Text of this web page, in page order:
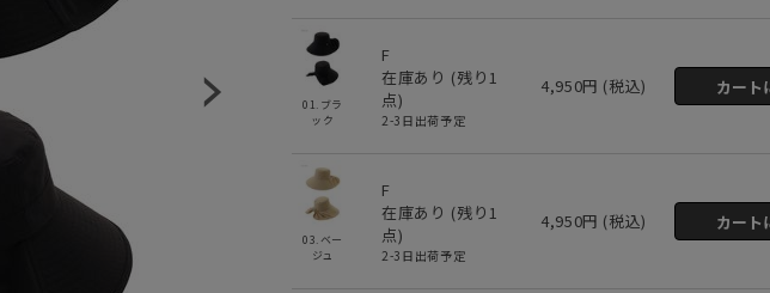
01.ブラ
ック
F
在庫あり (残り1
点)
2-3日出荷予定
4,950円 (税込)
03.ベー
ジュ
F
在庫あり (残り1
点)
2-3日出荷予定
4,950円 (税込)